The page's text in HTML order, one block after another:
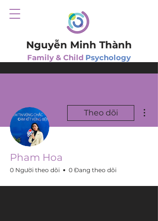
Nguyễn Minh Thành
Family & Child Psychology
Theo dõi
Pham Hoa
0 Người theo dõi 0 Đang theo dõi